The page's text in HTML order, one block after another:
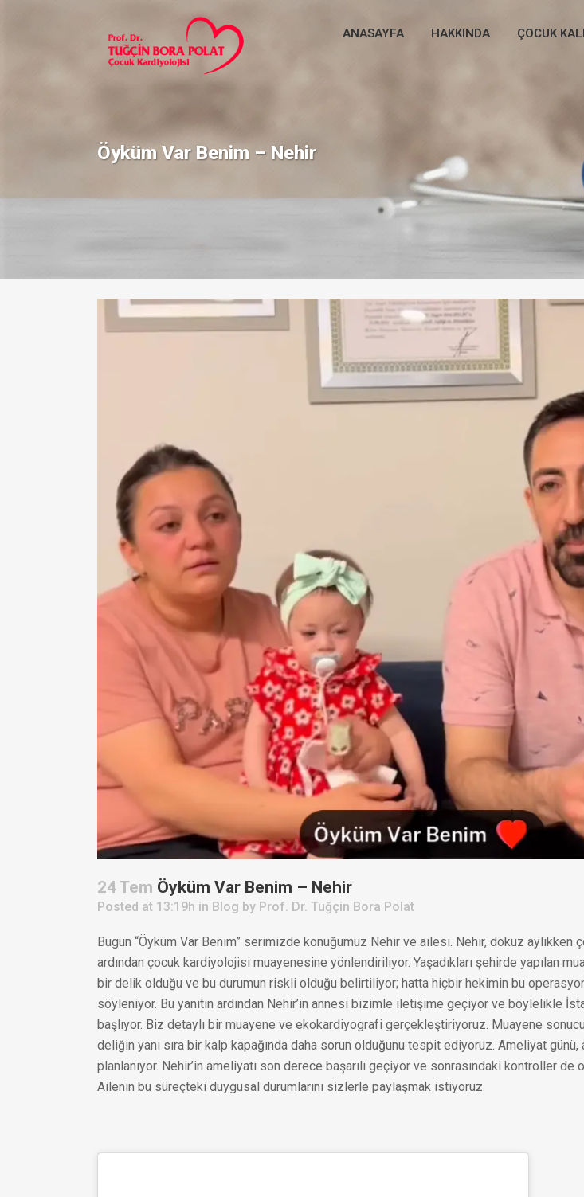
ANASAYFA HAKKINDA ÇOCUK
Öyküm Var Benim – Nehir
24 Tem Öyküm Var Benim – Nehir
Posted at 13:19h in Blog by Prof. Dr. Tuğçin Bora Polat
Bugün “Öyküm Var Benim” serimizde konuğumuz Nehir ve ailesi. Nehir, dokuz aylıkken
ardından çocuk kardiyolojisi muayenesine yönlendiriliyor. Yaşadıkları şehirde yapılan
bir delik olduğu ve bu durumun riskli olduğu belirtiliyor; hatta hiçbir hekimin bu
söyleniyor. Bu yanıtın ardından Nehir’in annesi bizimle iletişime geçiyor ve böylelikle
başlıyor. Biz detaylı bir muayene ve ekokardiyografi gerçekleştiriyoruz. Muayene
deliğin yanı sıra bir kalp kapağında daha sorun olduğunu tespit ediyoruz. Ameliyat
planlanıyor. Nehir’in ameliyatı son derece başarılı geçiyor ve sonrasındaki kontroller
Ailenin bu süreçteki duygusal durumlarını sizlerle paylaşmak istiyoruz.